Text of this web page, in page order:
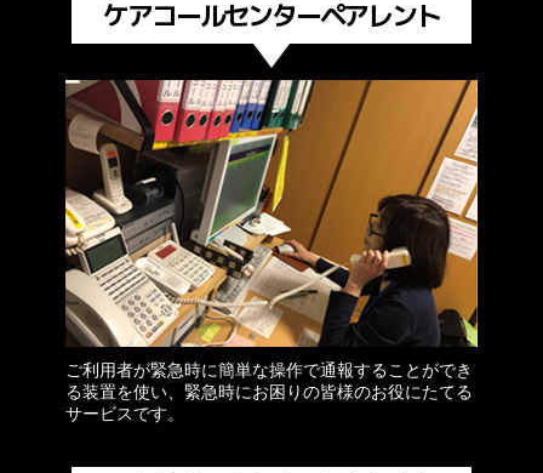
ケアコールセンターペアレント
ご利用者が緊急時に簡単な操作で通報することができ
る装置を使い、緊急時にお困りの皆様のお役にたてる
サービスです。